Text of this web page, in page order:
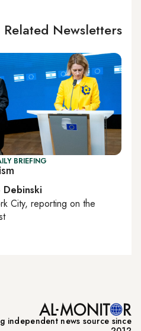
Related Newsletters
BRIEFING
City, reporting on the
independent news source since